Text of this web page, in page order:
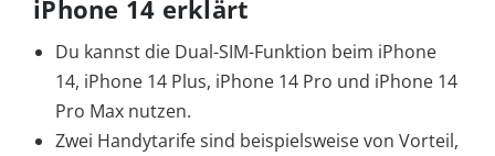
iPhone 14 erklärt
Du kannst die Dual-SIM-Funktion beim iPhone
14, iPhone 14 Plus, iPhone 14 Pro und iPhone 14
Pro Max nutzen.
Zwei Handytarife sind beispielsweise von Vorteil,